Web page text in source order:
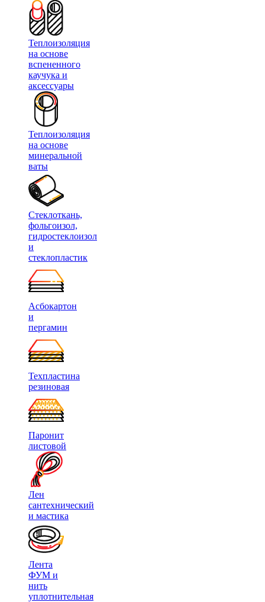
Теплоизоляция
на основе
вспененного
каучука и
аксессуары
Теплоизоляция
на основе
минеральной
ваты
Стеклоткань,
фольгоизол,
гидростеклоизол
и
стеклопластик
Асбокартон
и
пергамин
Техпластина
резиновая
Паронит
листовой
Лен
сантехнический
и мастика
Лента
ФУМ и
нить
уплотнительная